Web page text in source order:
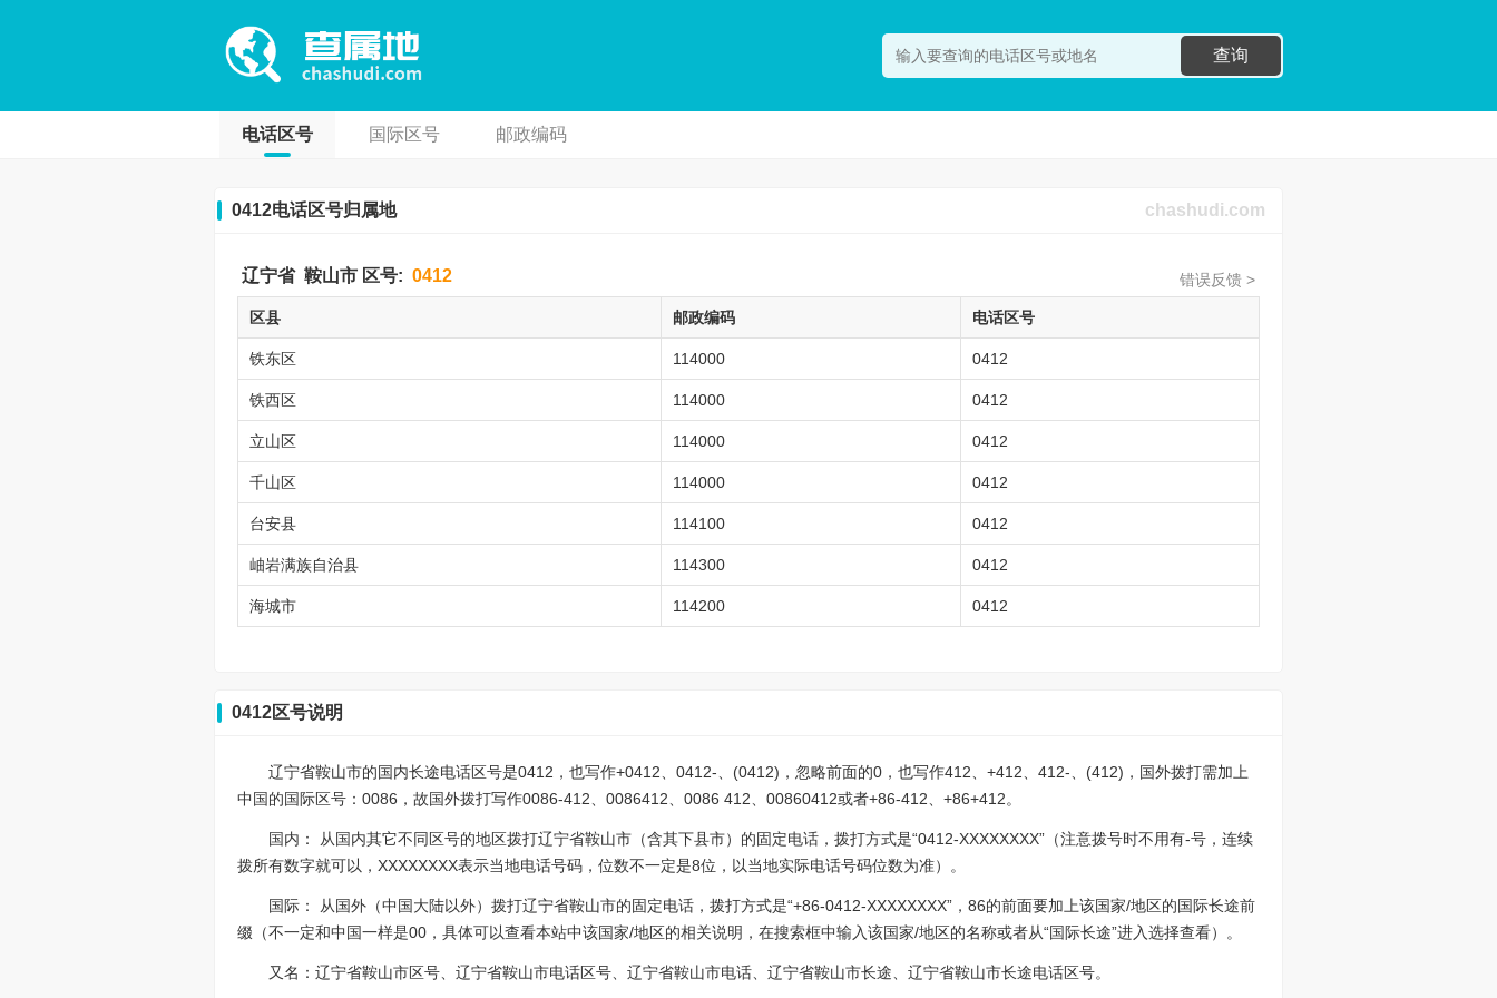
查询
电话区号 国际区号 邮政编码
0412电话区号归属地 chashudi.com
辽宁省 鞍山市 区号: 0412 错误反馈 >
区县 邮政编码 电话区号
铁东区 114000 0412
铁西区 114000 0412
立山区 114000 0412
千山区 114000 0412
台安县 114100 0412
岫岩满族自治县 114300 0412
海城市 114200 0412
0412区号说明
辽宁省鞍山市的国内长途电话区号是0412，也写作+0412、0412-、(0412)，忽略前面的0，也写作412、+412、412-、(412)，国外拨打需加上
中国的国际区号：0086，故国外拨打写作0086-412、0086412、0086 412、00860412或者+86-412、+86+412。
国内： 从国内其它不同区号的地区拨打辽宁省鞍山市（含其下县市）的固定电话，拨打方式是“0412-XXXXXXXX”（注意拨号时不用有-号，连续
拨所有数字就可以，XXXXXXXX表示当地电话号码，位数不一定是8位，以当地实际电话号码位数为准）。
国际： 从国外（中国大陆以外）拨打辽宁省鞍山市的固定电话，拨打方式是“+86-0412-XXXXXXXX”，86的前面要加上该国家/地区的国际长途前
缀（不一定和中国一样是00，具体可以查看本站中该国家/地区的相关说明，在搜索框中输入该国家/地区的名称或者从“国际长途”进入选择查看）。
又名：辽宁省鞍山市区号、辽宁省鞍山市电话区号、辽宁省鞍山市电话、辽宁省鞍山市长途、辽宁省鞍山市长途电话区号。